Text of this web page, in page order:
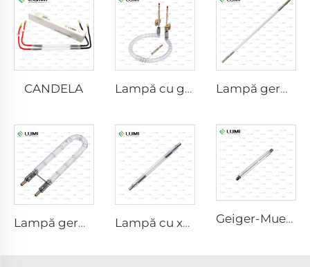
CANDELA Lampă cu gaz simulatoare de lumină solară D1200 – 10×110 mm Lampă germicidă cu puls puternic L3670 – 7×160×200 mm
Lampă germicidă cu impuls puternic L1890U – 9×40×140U mm Lampă cu xenon laser L1530-8×45×100 mm Geiger-Mueller M4011